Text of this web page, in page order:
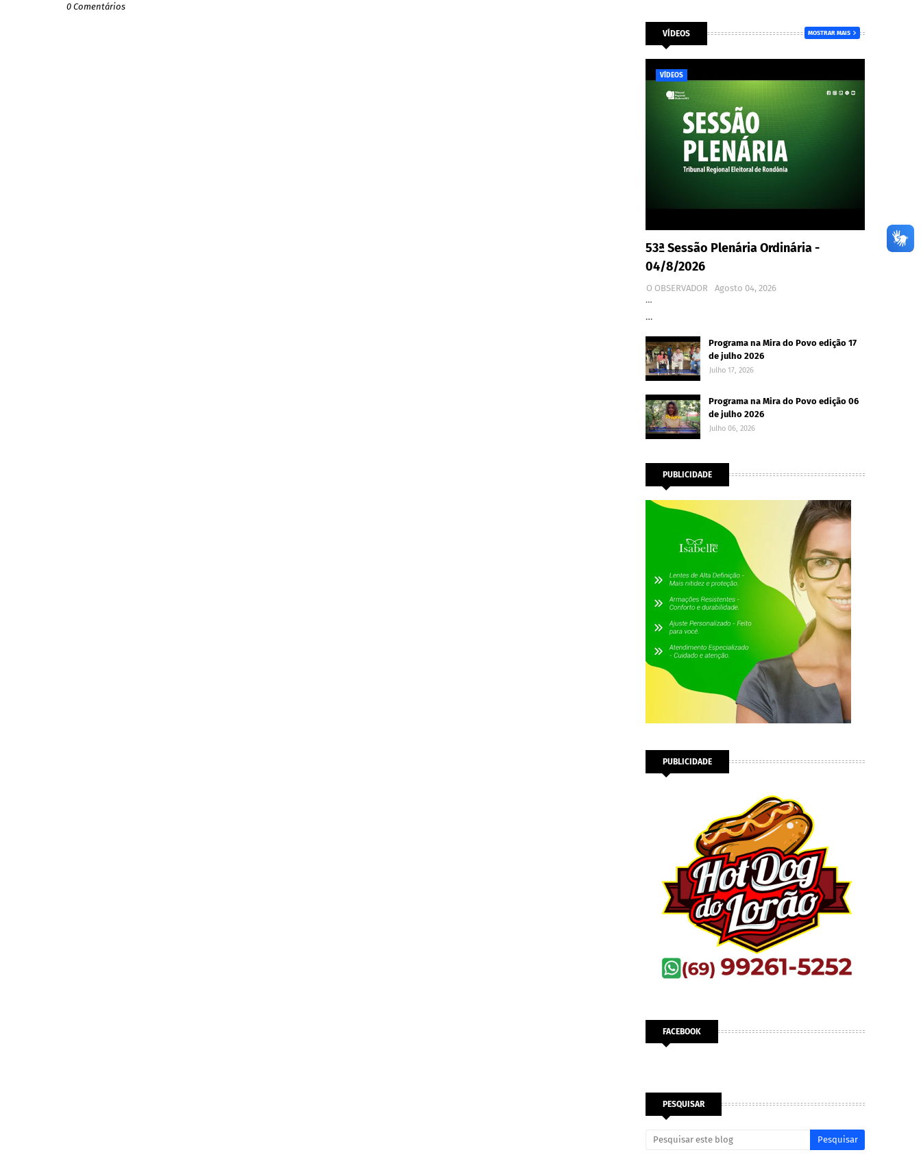
0 Comentários
VÍDEOS MOSTRAR MAIS
VÍDEOS
53ª Sessão Plenária Ordinária -
04/8/2026
O OBSERVADOR
Agosto 04, 2026
…
…
Programa na Mira do Povo edição 17
de julho 2026
Julho 17, 2026
Programa na Mira do Povo edição 06
de julho 2026
Julho 06, 2026
PUBLICIDADE
PUBLICIDADE
FACEBOOK
PESQUISAR